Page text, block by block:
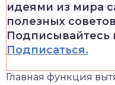
идеями из мира
полезных
Подписывайтесь
Подписаться.
Главная функция